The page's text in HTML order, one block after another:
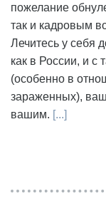
пожелание
так и кадровым
Лечитесь у себя
как в России, и с
(особенно в
зараженных),
вашим. [...]